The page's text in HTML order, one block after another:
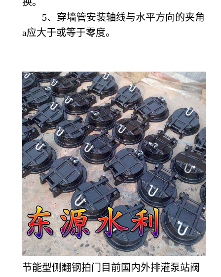
5、穿墙管安装轴线与水平方向的夹角
a应大于或等于零度。
节能型侧翻钢拍门目前国内外排灌泵站阀